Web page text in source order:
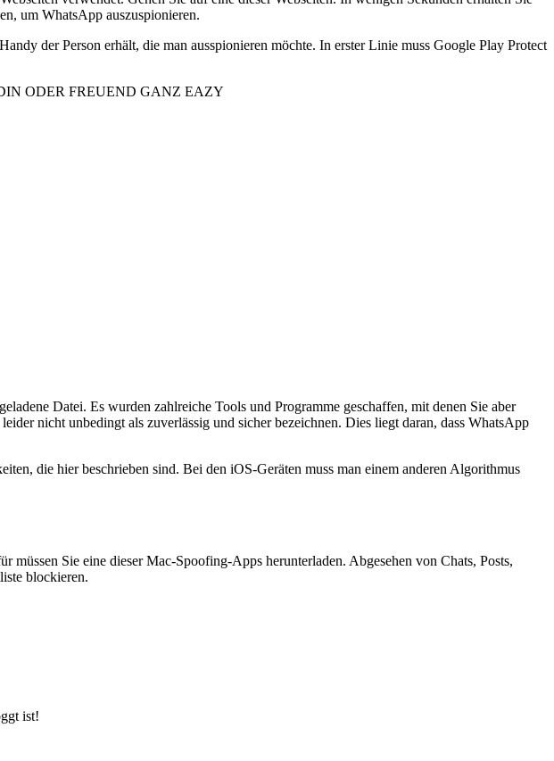
um WhatsApp auszuspionieren.
der Person erhält, die man ausspionieren möchte. In erster Linie muss Google Play Protect
ODER FREUEND GANZ EAZY
Datei. Es wurden zahlreiche Tools und Programme geschaffen, mit denen Sie aber
nicht unbedingt als zuverlässig und sicher bezeichnen. Dies liegt daran, dass WhatsApp
die hier beschrieben sind. Bei den iOS-Geräten muss man einem anderen Algorithmus
Sie eine dieser Mac-Spoofing-Apps herunterladen. Abgesehen von Chats, Posts,
blockieren.
ist!